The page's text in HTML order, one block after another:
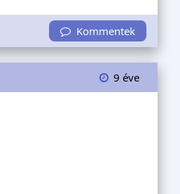
Kommentek
9 éve